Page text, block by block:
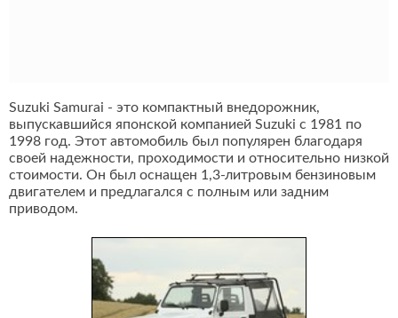
Suzuki Samurai - это компактный внедорожник,
выпускавшийся японской компанией Suzuki с 1981 по
1998 год. Этот автомобиль был популярен благодаря
своей надежности, проходимости и относительно низкой
стоимости. Он был оснащен 1,3-литровым бензиновым
двигателем и предлагался с полным или задним
приводом.